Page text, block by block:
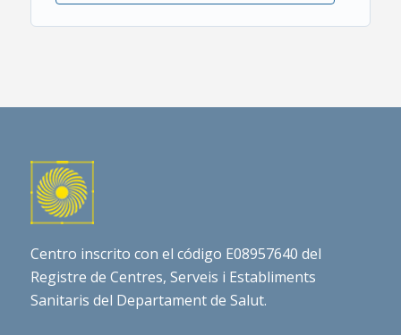
Centro inscrito con el código E08957640 del
Registre de Centres, Serveis i Establiments
Sanitaris del Departament de Salut.